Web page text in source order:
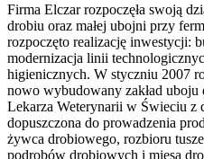
Firma Elczar rozpoczęła swoją
drobiu oraz małej ubojni przy
rozpoczęto realizację inwestycji:
modernizacja linii
higienicznych. W styczniu 2007
nowo wybudowany zakład
Lekarza Weterynarii w Świeciu z
dopuszczona do prowadzenia
żywca drobiowego, rozbioru
podrobów drobiowych i mięsa